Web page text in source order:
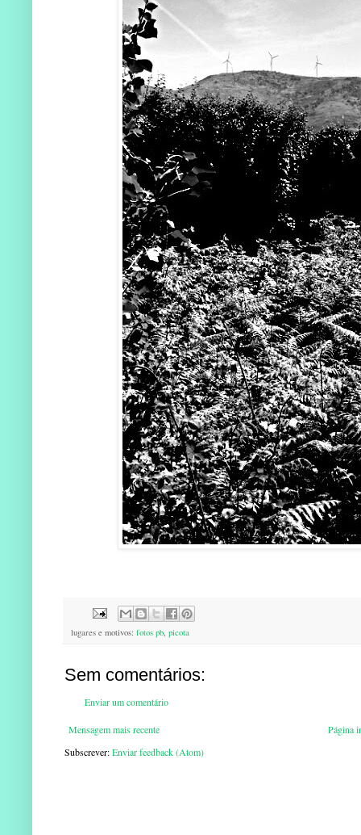
lugares e motivos: fotos pb, picota
Sem comentários:
Enviar um comentário
Mensagem mais recente
Página
Subscrever:Enviar feedback (Atom)